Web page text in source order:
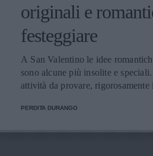
originali e
festeggiare
A San Valentino le idee
sono alcune più insolite e
attività da provare, rigorosamente
PERDITA DURANGO